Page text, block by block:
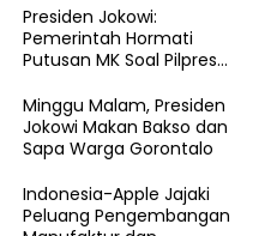
Tegas
Presiden Jokowi:
Pemerintah Hormati
Putusan MK Soal Pilpres
Minggu Malam, Presiden
Jokowi Makan Bakso dan
Sapa Warga Gorontalo
Indonesia-Apple Jajaki
Peluang Pengembangan